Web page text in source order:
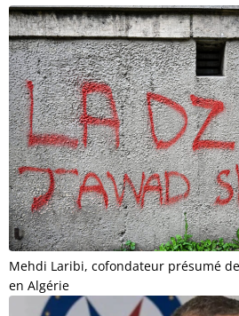
Mehdi Laribi, cofondateur présumé
en Algérie